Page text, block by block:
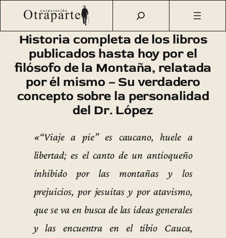
Saltar
contenido
Otraparte.org/Fernando González/
completa de los libros publicados…
Historia completa de los libros
publicados hasta hoy por el
filósofo de la Montaña, relatada
por él mismo – Su verdadero
concepto sobre la personalidad
del Dr. López
«“Viaje a pie” es caucano, huele a
libertad; es el canto de un antioqueño
inhibido por las montañas y los
prejuicios, por jesuitas y por atavismo,
que se va en busca de las ideas generales
y las encuentra en el tibio Cauca,